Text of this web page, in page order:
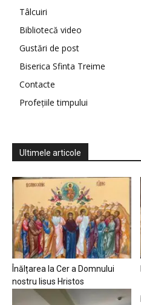
Tâlcuiri
Bibliotecă video
Gustări de post
Biserica Sfinta Treime
Contacte
Profețiile timpului
Ultimele articole
Înălțarea la Cer a Domnului
nostru Iisus Hristos